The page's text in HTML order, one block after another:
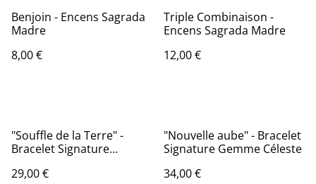
Benjoin - Encens Sagrada
Madre
8,00 €
Triple Combinaison -
Encens Sagrada Madre
12,00 €
"Souffle de la Terre" -
Bracelet Signature
29,00 €
"Nouvelle aube" - Bracelet
Signature Gemme Céleste
34,00 €